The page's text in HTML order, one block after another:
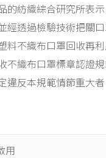
的紡織綜合研究所表
經透過檢驗技術把關
料不織布口罩回收再
不織布口罩標章認證
違反本規範情節重大
用